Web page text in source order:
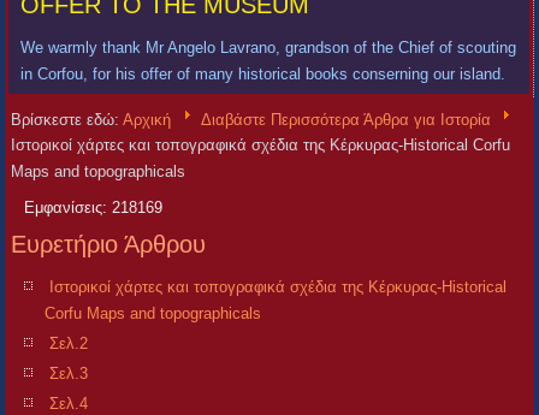
We warmly thank Mr Angelo Lavrano, grandson of the Chief of scouting
in Corfou, for his offer of many historical books conserning our island.
Βρίσκεστε εδώ:Αρχική
Διαβάστε Περισσότερα Άρθρα για Ιστορία
Ιστορικοί χάρτες και τοπογραφικά σχέδια της Κέρκυρας-Historical Corfu
Maps and topographicals
Εμφανίσεις: 218169
Ευρετήριο Άρθρου
Ιστορικοί χάρτες και τοπογραφικά σχέδια της Κέρκυρας-Historical
Corfu Maps and topographicals
Σελ.2
Σελ.3
Σελ.4